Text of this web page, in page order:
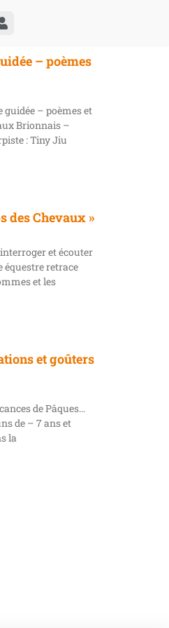
– poèmes
guidée – poèmes et
Brionnais –
: Tiny Jiu
des Chevaux »
et écouter
équestre retrace
et les
et goûters
de Pâques…
de – 7 ans et
la